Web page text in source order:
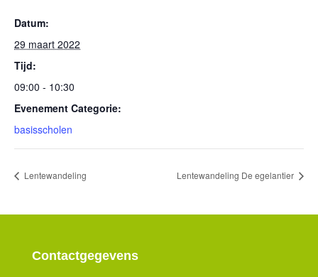
Datum:
29 maart 2022
Tijd:
09:00 - 10:30
Evenement Categorie:
basisscholen
Lentewandeling Lentewandeling De egelantier
Contactgegevens